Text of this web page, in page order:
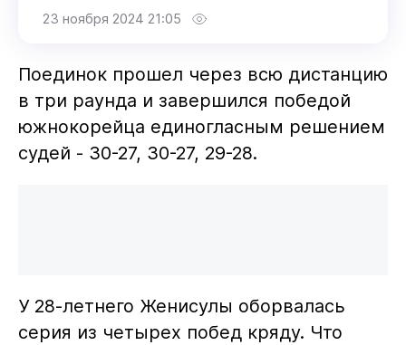
23 ноября 2024 21:05
Поединок прошел через всю дистанцию
в три раунда и завершился победой
южнокорейца единогласным решением
судей - 30-27, 30-27, 29-28.
У 28-летнего Женисулы оборвалась
серия из четырех побед кряду. Что